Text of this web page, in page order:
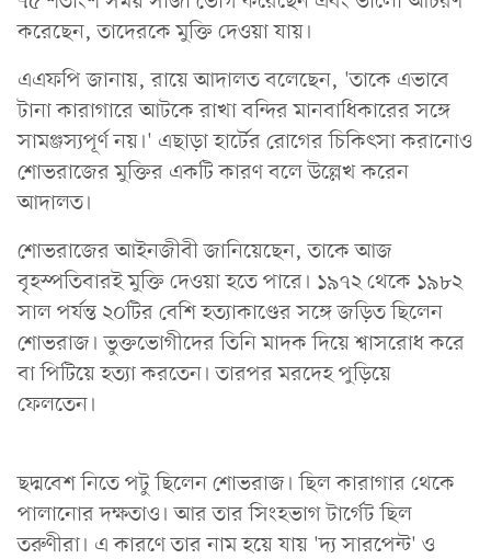
করেছেন, তাদেরকে মুক্তি দেওয়া যায়।
এএফপি জানায়, রায়ে আদালত বলেছেন, 'তাকে এভাবে
টানা কারাগারে আটকে রাখা বন্দির মানবাধিকারের সঙ্গে
সামঞ্জস্যপূর্ণ নয়।' এছাড়া হার্টের রোগের চিকিৎসা করানোও
শোভরাজের মুক্তির একটি কারণ বলে উল্লেখ করেন
আদালত।
শোভরাজের আইনজীবী জানিয়েছেন, তাকে আজ
বৃহস্পতিবারই মুক্তি দেওয়া হতে পারে। ১৯৭২ থেকে ১৯৮২
সাল পর্যন্ত ২০টির বেশি হত্যাকাণ্ডের সঙ্গে জড়িত ছিলেন
শোভরাজ। ভুক্তভোগীদের তিনি মাদক দিয়ে শ্বাসরোধ করে
বা পিটিয়ে হত্যা করতেন। তারপর মরদেহ পুড়িয়ে
ফেলতেন।
ছদ্মবেশ নিতে পটু ছিলেন শোভরাজ। ছিল কারাগার থেকে
পালানোর দক্ষতাও। আর তার সিংহভাগ টার্গেট ছিল
তরুণীরা। এ কারণে তার নাম হয়ে যায় 'দ্য সারপেন্ট' ও